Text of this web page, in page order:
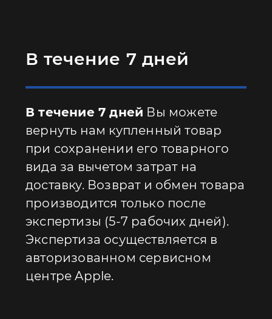
В течение 7 дней
В течение 7 дней Вы можете
вернуть нам купленный товар
при сохранении его товарного
вида за вычетом затрат на
доставку. Возврат и обмен товара
производится только после
экспертизы (5-7 рабочих дней).
Экспертиза осуществляется в
авторизованном сервисном
центре Apple.